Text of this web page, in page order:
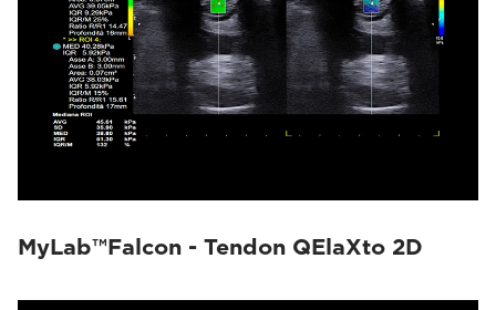
MyLab™Falcon - Tendon QElaXto 2D